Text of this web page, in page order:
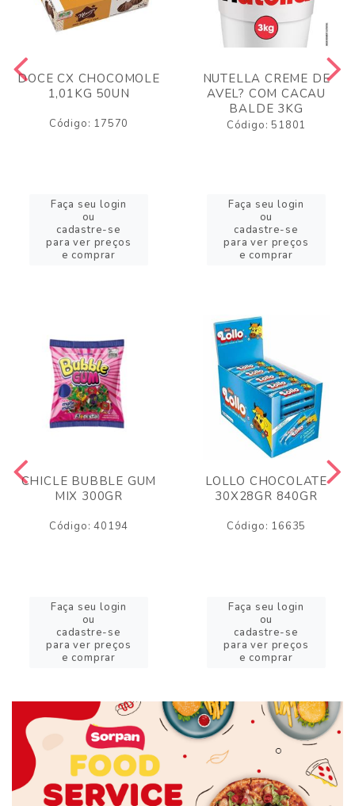
DOCE CX CHOCOMOLE
1,01KG 50UN
Código: 17570
Faça seu login
ou
cadastre-se
para ver preços
e comprar
NUTELLA CREME DE
AVEL? COM CACAU
BALDE 3KG
Código: 51801
Faça seu login
ou
cadastre-se
para ver preços
e comprar
CHICLE BUBBLE GUM
MIX 300GR
Código: 40194
Faça seu login
ou
cadastre-se
para ver preços
e comprar
LOLLO CHOCOLATE
30X28GR 840GR
Código: 16635
Faça seu login
ou
cadastre-se
para ver preços
e comprar